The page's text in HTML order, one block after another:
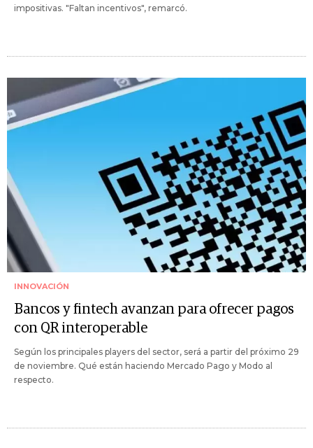
impositivas. "Faltan incentivos", remarcó.
INNOVACIÓN
Bancos y fintech avanzan para ofrecer pagos
con QR interoperable
Según los principales players del sector, será a partir del próximo 29
de noviembre. Qué están haciendo Mercado Pago y Modo al
respecto.